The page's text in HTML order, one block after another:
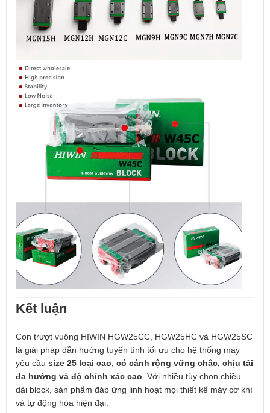
Kết luận
Con trượt vuông HIWIN HGW25CC, HGW25HC và HGW25SC
là giải pháp dẫn hướng tuyến tính tối ưu cho hệ thống máy
yêu cầu size 25 loại cao, có cánh rộng vững chắc, chịu tải
đa hướng và độ chính xác cao . Với nhiều tùy chọn chiều
dài block, sản phẩm đáp ứng linh hoạt mọi thiết kế máy cơ khí
và tự động hóa hiện đại.